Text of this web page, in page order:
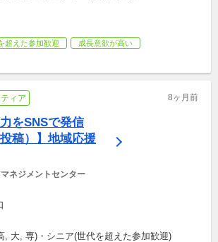
超えた参加歓迎
成長意欲が高い
ィア 8ヶ月前
をSNSで発信
稿）】地域応援
ネジメントセンター
, 大, 専)・シニア(世代を超えた参加歓迎)